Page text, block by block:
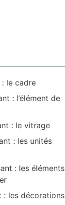
le cadre
: l’élément de
: le vitrage
: les unités
: les éléments
: les décorations